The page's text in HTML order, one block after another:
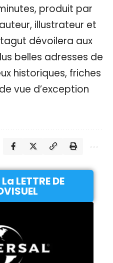
produit par
illustrateur et
dévoilera aux
belles adresses de
historiques, friches
vue d’exception
LETTRE DE